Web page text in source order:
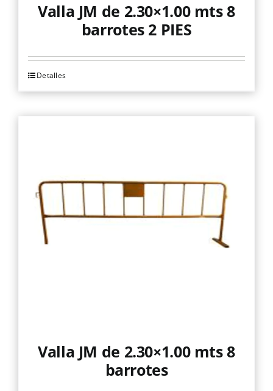
Valla JM de 2.30×1.00 mts 8
barrotes 2 PIES
Detalles
Valla JM de 2.30×1.00 mts 8
barrotes